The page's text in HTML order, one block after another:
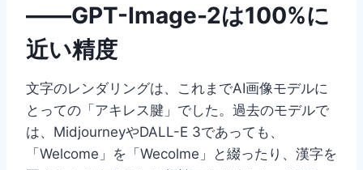
——GPT-Image-2は100%に
近い精度
文字のレンダリングは、これまでAI画像モデルに
とっての「アキレス腱」でした。過去のモデルで
は、MidjourneyやDALL-E 3であっても、
「Welcome」を「Wecolme」と綴ったり、漢字を